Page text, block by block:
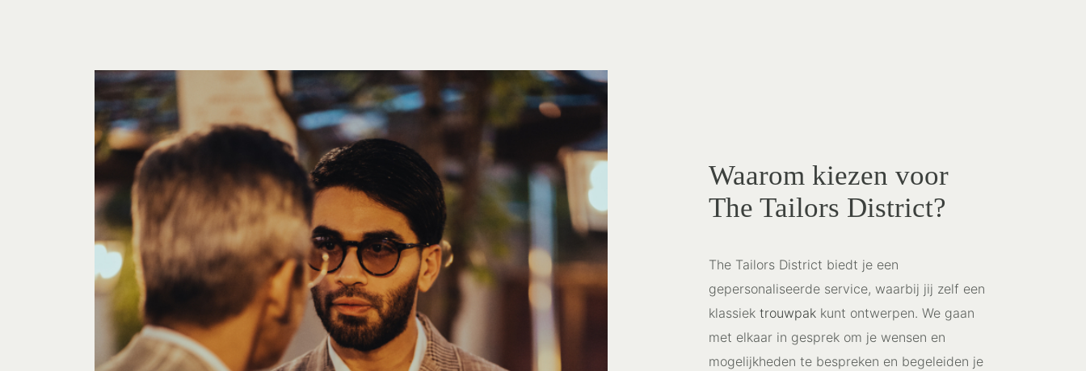
Waarom kiezen voor
The Tailors District?
The Tailors District biedt je een
gepersonaliseerde service, waarbij jij zelf een
klassiek trouwpak kunt ontwerpen. We gaan
met elkaar in gesprek om je wensen en
mogelijkheden te bespreken en begeleiden je